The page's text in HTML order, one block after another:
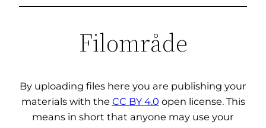
Filområde
By uploading files here you are publishing your
materials with the CC BY 4.0 open license. This
means in short that anyone may use your